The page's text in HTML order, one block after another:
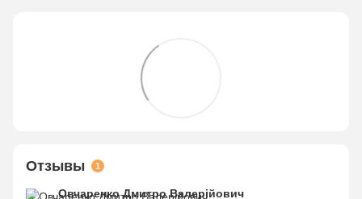
Отзывы 1
Овчаренко Дмитро Валерійович